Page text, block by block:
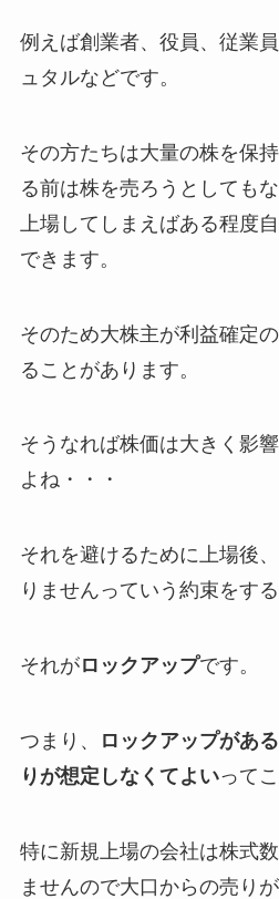
例えば創業者、役員、従業
ュタルなどです。
その方たちは大量の株を保
る前は株を売ろうとしても
上場してしまえばある程度
できます。
そのため大株主が利益確定
ることがあります。
そうなれば株価は大きく影
よね・・・
それを避けるために上場後
りませんっていう約束をす
それがロックアップです。
つまり、
ロックアップがあ
りが想定しなくてよいって
特に新規上場の会社は株式
ませんので大口からの売り